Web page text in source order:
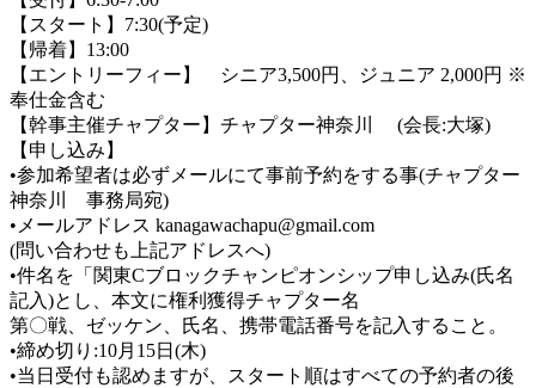
【スタート】7:30(予定)
【帰着】13:00
【エントリーフィー】 シニア3,500円、ジュニア 2,000円 ※
奉仕金含む
【幹事主催チャプター】チャプター神奈川 (会長:大塚)
【申し込み】
•参加希望者は必ずメールにて事前予約をする事(チャプター
神奈川 事務局宛)
•メールアドレス kanagawachapu@gmail.com
(問い合わせも上記アドレスへ)
•件名を「関東Cブロックチャンピオンシップ申し込み(氏名
記入)とし、本文に権利獲得チャプター名
第〇戦、ゼッケン、氏名、携帯電話番号を記入すること。
•締め切り:10月15日(木)
•当日受付も認めますが、スタート順はすべての予約者の後